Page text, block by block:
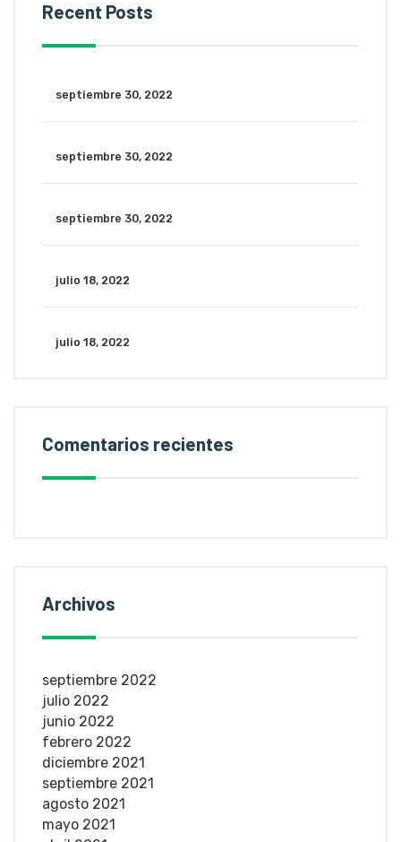
Recent Posts
septiembre 30, 2022
septiembre 30, 2022
septiembre 30, 2022
julio 18, 2022
julio 18, 2022
Comentarios recientes
Archivos
septiembre 2022
julio 2022
junio 2022
febrero 2022
diciembre 2021
septiembre 2021
agosto 2021
mayo 2021